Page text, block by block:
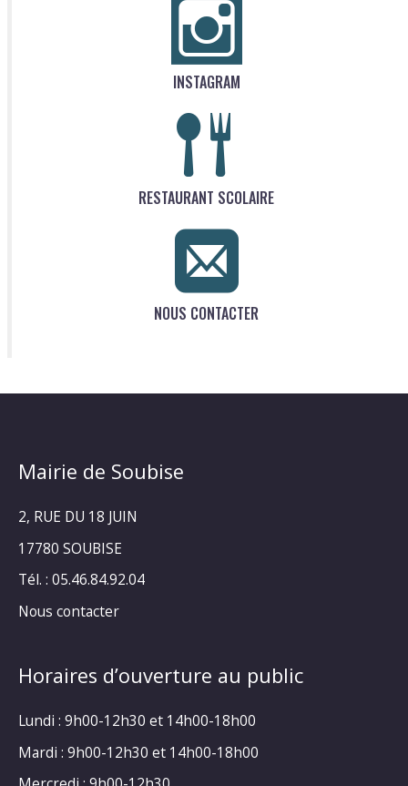
INSTAGRAM
RESTAURANT SCOLAIRE
NOUS CONTACTER
Mairie de Soubise
2, RUE DU 18 JUIN
17780 SOUBISE
Tél. : 05.46.84.92.04
Nous contacter
Horaires d’ouverture au public
Lundi : 9h00-12h30 et 14h00-18h00
Mardi : 9h00-12h30 et 14h00-18h00